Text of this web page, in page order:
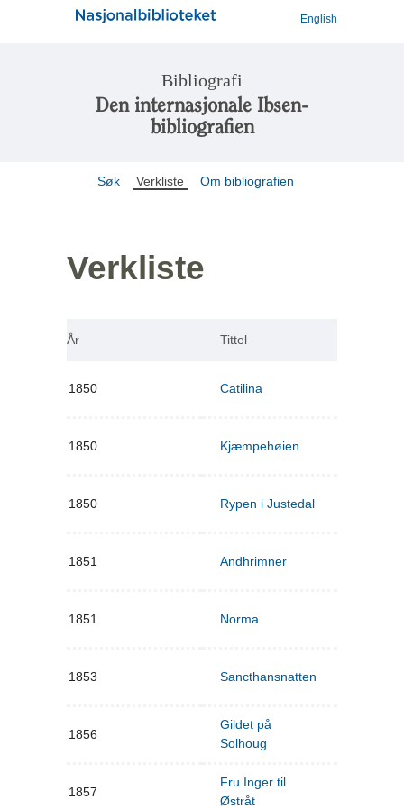
English
Bibliografi
Den internasjonale Ibsen-
bibliografien
Søk Verkliste Om bibliografien
Verkliste
År Tittel
1850 Catilina
1850 Kjæmpehøien
1850 Rypen i Justedal
1851 Andhrimner
1851 Norma
1853 Sancthansnatten
1856
Gildet på
Solhoug
1857
Fru Inger til
Østråt